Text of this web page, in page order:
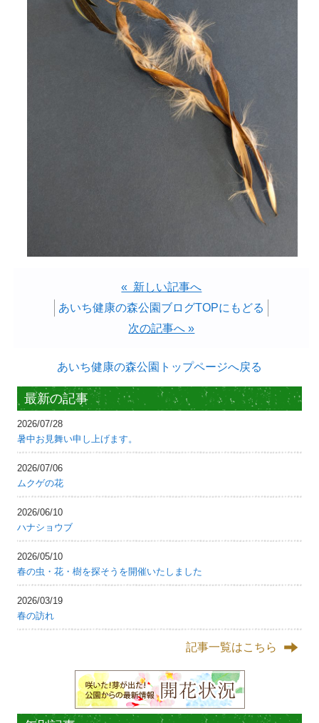
« 新しい記事へ
あいち健康の森公園ブログTOPにもどる
次の記事へ »
あいち健康の森公園トップページへ戻る
最新の記事
2026/07/28
暑中お見舞い申し上げます。
2026/07/06
ムクゲの花
2026/06/10
ハナショウブ
2026/05/10
春の虫・花・樹を探そうを開催いたしました
2026/03/19
春の訪れ
記事一覧はこちら